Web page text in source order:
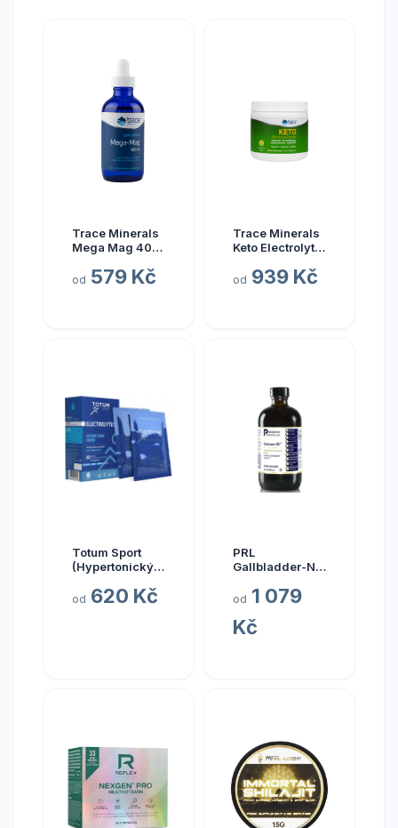
Trace Minerals
Mega Mag 400
elektrolyty, 118
od 579 Kč
Trace Minerals
Keto Electrolyte
elektrolyty v
od 939 Kč
Totum Sport
(Hypertonický
vody), 10 x 20
od 620 Kč
PRL
Gallbladder-ND,
237 ml
od 1 079
Kč